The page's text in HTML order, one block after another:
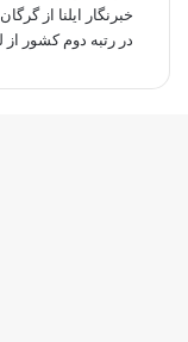
در رتبه دوم کشور